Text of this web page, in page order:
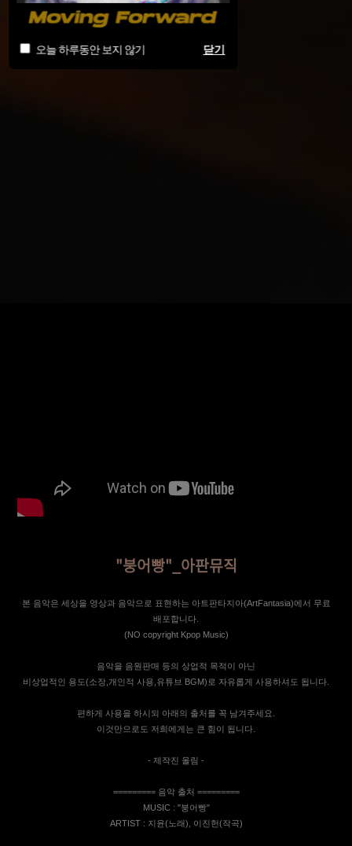
오늘 하루동안 보지 않기 닫기
"붕어빵"_아판뮤직
본 음악은 세상을 영상과 음악으로 표현하는 아트판타지아(ArtFantasia)에서 무료
배포합니다.
(NO copyright Kpop Music)
음악을 음원판매 등의 상업적 목적이 아닌
비상업적인 용도(소장,개인적 사용,유튜브 BGM)로 자유롭게 사용하셔도 됩니다.
편하게 사용을 하시되 아래의 출처를 꼭 남겨주세요.
이것만으로도 저희에게는 큰 힘이 됩니다.
- 제작진 올림 -
========= 음악 출처 =========
MUSIC : "붕어빵"
ARTIST : 지윤(노래), 이진헌(작곡)